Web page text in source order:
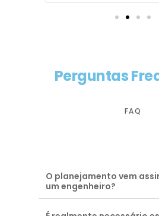
Perguntas
FAQ
O planejamento vem
um engenheiro?